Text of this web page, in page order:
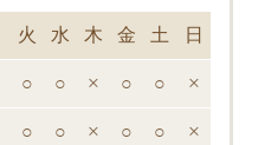
火 水 木 金 土 日
○ ○ × ○ ○ ×
○ ○ × ○ ○ ×